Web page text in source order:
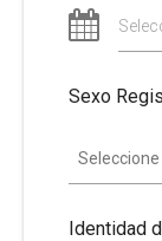
Sexo
Identidad